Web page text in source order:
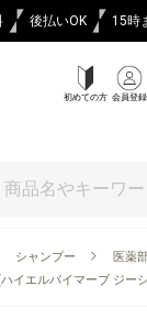
後払いOK 15時
初めての方 会員登録
シャンプー
医薬
イエルバイマーブ ジー